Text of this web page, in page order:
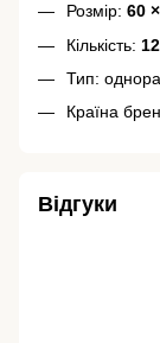
Розмір: 60
Кількість:
Тип:
Країна
Відгуки